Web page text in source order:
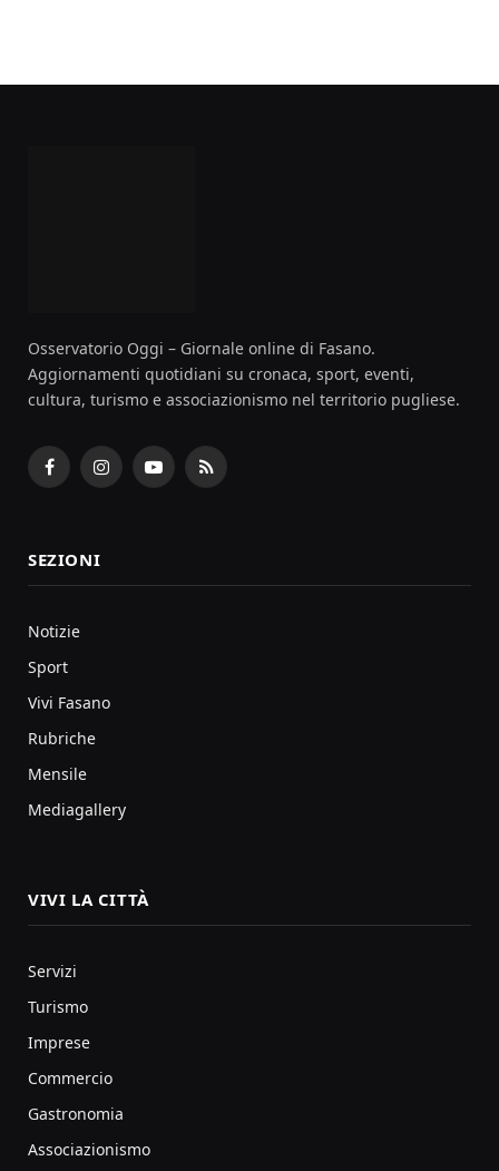
Osservatorio Oggi – Giornale online di Fasano.
Aggiornamenti quotidiani su cronaca, sport, eventi,
cultura, turismo e associazionismo nel territorio pugliese.
FacebookInstagramYouTubeRSS
SEZIONI
Notizie
Sport
Vivi Fasano
Rubriche
Mensile
Mediagallery
VIVI LA CITTÀ
Servizi
Turismo
Imprese
Commercio
Gastronomia
Associazionismo